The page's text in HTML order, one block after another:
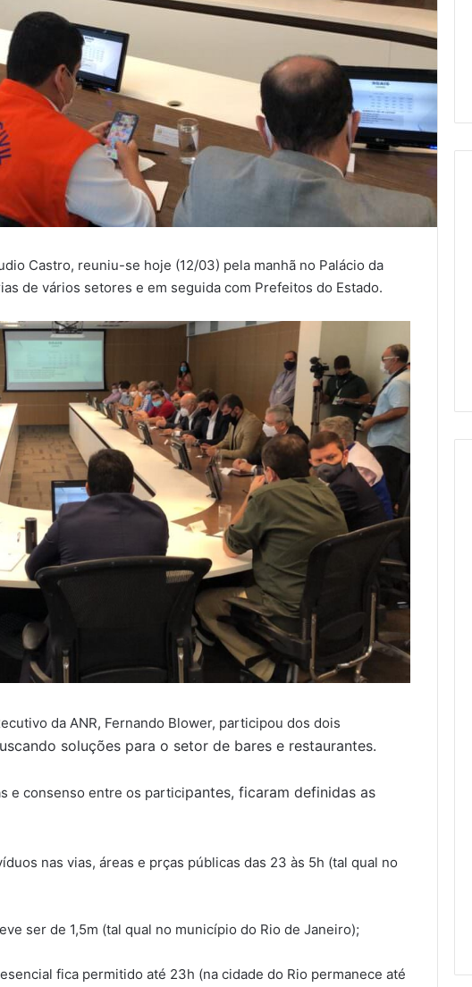
Castro, reuniu-se hoje (12/03) pela manhã no Palácio da
de vários setores e em seguida com Prefeitos do Estado.
da ANR, Fernando Blower, participou dos dois
soluções para o setor de bares e restaurantes.
e consenso entre os participantes, ficaram definidas as
nas vias, áreas e prças públicas das 23 às 5h (tal qual no
ser de 1,5m (tal qual no município do Rio de Janeiro);
fica permitido até 23h (na cidade do Rio permanece até